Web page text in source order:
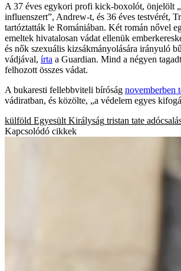
A 37 éves egykori profi kick-boxolót, önjelölt
influenszert”, Andrew-t, és 36 éves testvérét,
tartóztatták le Romániában. Két román nővel
emeltek hivatalosan vádat ellenük
és nők szexuális kizsákmányolására irányuló
vádjával, írta a Guardian. Mind a négyen
felhozott összes vádat.
A bukaresti fellebbviteli bíróság novemberben
vádiratban, és közölte, „a védelem egyes
külföld Egyesült Királyság tristan tate
Kapcsolódó cikkek